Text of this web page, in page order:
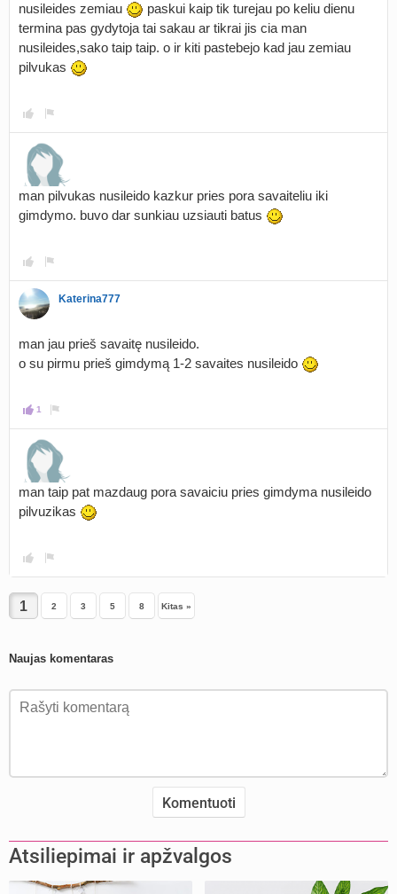
nusileides zemiau
paskui kaip tik turejau po keliu dienu
termina pas gydytoja tai sakau ar tikrai jis cia man
nusileides,sako taip taip. o ir kiti pastebejo kad jau zemiau
pilvukas
man pilvukas nusileido kazkur pries pora savaiteliu iki
gimdymo. buvo dar sunkiau uzsiauti batus
Katerina777
man jau prieš savaitę nusileido.
o su pirmu prieš gimdymą 1-2 savaites nusileido
1
man taip pat mazdaug pora savaiciu pries gimdyma nusileido
pilvuzikas
2 3 5 8 Kitas »
Naujas komentaras
Atsiliepimai ir apžvalgos